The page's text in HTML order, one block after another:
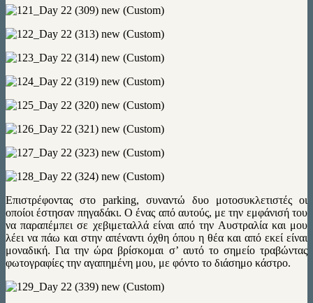
Eπιστρέφοντας στο parking, συναντώ δυο μοτοσυκλετιστές οι
οποίοι έστησαν πηγαδάκι. Ο ένας από αυτούς, με την εμφάνισή του
να παραπέμπει σε χεβιμεταλλά είναι από την Αυστραλία και μου
λέει να πάω και στην απέναντι όχθη όπου η θέα και από εκεί είναι
μοναδική. Για την ώρα βρίσκομαι σ’ αυτό το σημείο τραβώντας
φωτογραφίες την αγαπημένη μου, με φόντο το διάσημο κάστρο.